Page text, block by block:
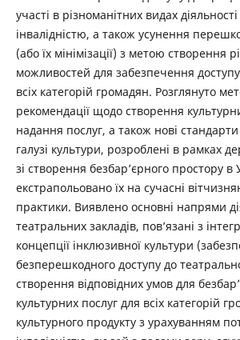
участі в різноманітних видах
інвалідністю, а також усунення
(або їх мінімізації) з метою створення
можливостей для забезпечення
всіх категорій громадян. Розглянуто
рекомендації щодо створення
надання послуг, а також нові стандарти
галузі культури, розроблені в рамках
зі створення безбар’єрного простору в
екстрапольовано їх на сучасні
практики. Виявлено основні напрями
театральних закладів, пов’язані з
концепції інклюзивної культури
безперешкодного доступу до
створення відповідних умов для
культурних послуг для всіх категорій
культурного продукту з урахуванням